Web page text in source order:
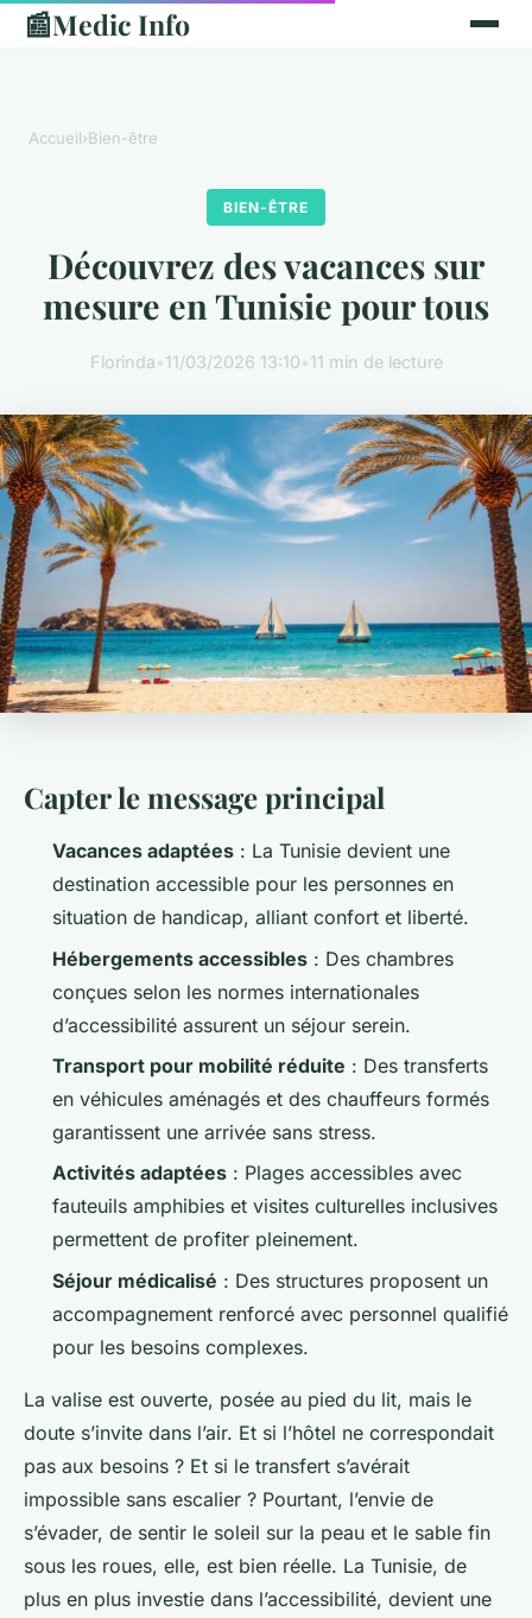
📰Medic Info
Accueil›Bien-être
BIEN-ÊTRE
Découvrez des vacances sur
mesure en Tunisie pour tous
Florinda•11/03/2026 13:10•11 min de lecture
Capter le message principal
Vacances adaptées : La Tunisie devient une
destination accessible pour les personnes en
situation de handicap, alliant confort et liberté.
Hébergements accessibles : Des chambres
conçues selon les normes internationales
d’accessibilité assurent un séjour serein.
Transport pour mobilité réduite : Des transferts
en véhicules aménagés et des chauffeurs formés
garantissent une arrivée sans stress.
Activités adaptées : Plages accessibles avec
fauteuils amphibies et visites culturelles inclusives
permettent de profiter pleinement.
Séjour médicalisé : Des structures proposent un
accompagnement renforcé avec personnel qualifié
pour les besoins complexes.
La valise est ouverte, posée au pied du lit, mais le
doute s’invite dans l’air. Et si l’hôtel ne correspondait
pas aux besoins ? Et si le transfert s’avérait
impossible sans escalier ? Pourtant, l’envie de
s’évader, de sentir le soleil sur la peau et le sable fin
sous les roues, elle, est bien réelle. La Tunisie, de
plus en plus investie dans l’accessibilité, devient une